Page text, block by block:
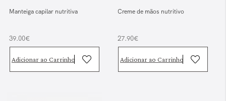
Manteiga capilar nutritiva
39.00€
Adicionar ao Carrinho
Creme de mãos nutritivo
27.90€
Adicionar ao Carrinho